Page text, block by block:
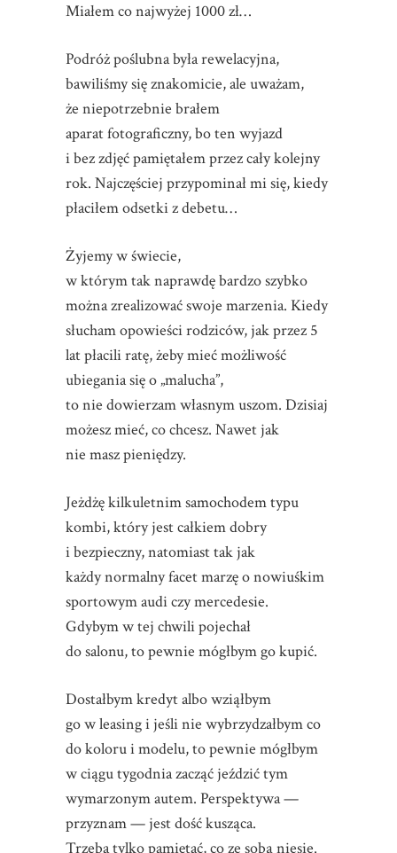
Miałem co najwyżej 1000 zł…
Podróż poślubna była rewelacyjna,
bawiliśmy się znakomicie, ale uważam,
że niepotrzebnie brałem
aparat fotograficzny, bo ten wyjazd
i bez zdjęć pamiętałem przez cały kolejny
rok. Najczęściej przypominał mi się, kiedy
płaciłem odsetki z debetu…
Żyjemy w świecie,
w którym tak naprawdę bardzo szybko
można zrealizować swoje marzenia. Kiedy
słucham opowieści rodziców, jak przez 5
lat płacili ratę, żeby mieć możliwość
ubiegania się o „malucha”,
to nie dowierzam własnym uszom. Dzisiaj
możesz mieć, co chcesz. Nawet jak
nie masz pieniędzy.
Jeżdżę kilkuletnim samochodem typu
kombi, który jest całkiem dobry
i bezpieczny, natomiast tak jak
każdy normalny facet marzę o nowiuśkim
sportowym audi czy mercedesie.
Gdybym w tej chwili pojechał
do salonu, to pewnie mógłbym go kupić.
Dostałbym kredyt albo wziąłbym
go w leasing i jeśli nie wybrzydzałbym co
do koloru i modelu, to pewnie mógłbym
w ciągu tygodnia zacząć jeździć tym
wymarzonym autem. Perspektywa —
przyznam — jest dość kusząca.
Trzeba tylko pamiętać, co ze sobą niesie.